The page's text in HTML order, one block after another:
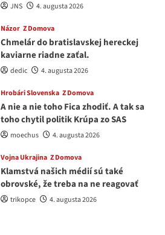
JNS 4. augusta 2026
Názor Z Domova
Chmelár do bratislavskej hereckej
kaviarne riadne zaťal.
dedic 4. augusta 2026
Hrobári Slovenska Z Domova
A nie a nie toho Fica zhodiť. A tak sa
toho chytil politik Krúpa zo SAS
moechus 4. augusta 2026
Vojna Ukrajina Z Domova
Klamstvá našich médií sú také
obrovské, že treba na ne reagovať
trikopce 4. augusta 2026